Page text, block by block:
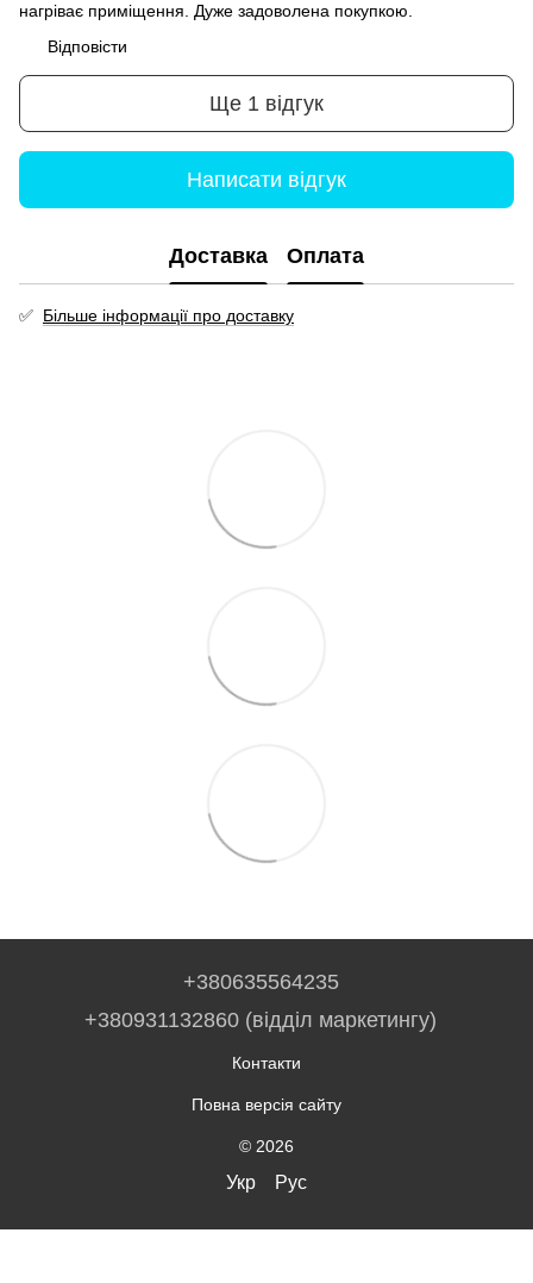
нагріває приміщення. Дуже задоволена покупкою.
Відповісти
Ще 1 відгук
Написати відгук
Доставка Оплата
✅ Більше інформації про доставку
+380635564235
+380931132860 (відділ маркетингу)
Контакти
Повна версія сайту
© 2026
Укр Рус